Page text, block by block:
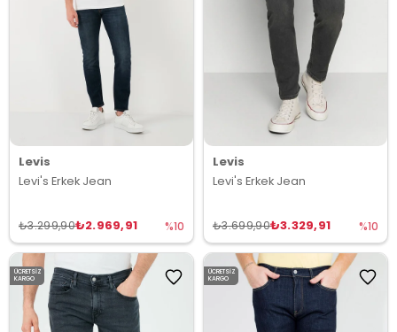
Levis
Levi's Erkek Jean
₺2.969,91
₺3.299,90 %10
Levis
Levi's Erkek Jean
₺3.329,91
₺3.699,90 %10
ÜCRETSIZ
KARGO
ÜCRETSIZ
KARGO